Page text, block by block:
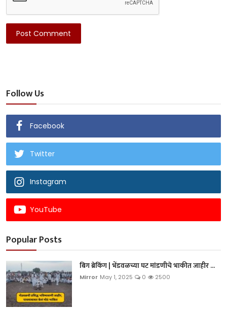
Post Comment
Follow Us
Facebook
Twitter
Instagram
YouTube
Popular Posts
बिग ब्रेकिंग | भेंडवळच्या घट मांडणीचे भाकीत जाहीर ...
Mirror May 1, 2025 0 2500